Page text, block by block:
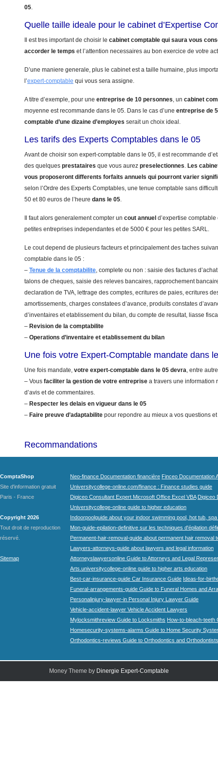
05.
Quelle taille ideale pour le cabinet d’Expertise
Il est tres important de choisir le cabinet comptable qui saura vous
accorder le temps et l’attention necessaires au bon exercice de votre
D’une maniere generale, plus le cabinet est a taille humaine, plus
l’expert-comptable qui vous sera assigne.
A titre d’exemple, pour une entreprise de 10 personnes, un cabinet
moyenne est recommande dans le 05. Dans le cas d’une entreprise de
comptable d’une dizaine d’employes serait un choix ideal.
Les tarifs des Experts Comptables dans le 05
Avant de choisir son expert-comptable dans le 05, il est recommande
des quelques prestataires que vous aurez preselectionnes. Les
vous proposeront differents forfaits annuels qui pourront varier
selon l’Ordre des Experts Comptables, une tenue comptable sans
50 et 80 euros de l’heure dans le 05.
Il faut alors generalement compter un cout annuel d’expertise
petites entreprises independantes et de 5000 € pour les petites SARL.
Le cout depend de plusieurs facteurs et principalement des taches
comptable dans le 05 :
– Tenue de la comptabilite, complete ou non : saisie des factures
talons de cheques, saisie des releves bancaires, rapprochement
declaration de TVA, lettrage des comptes, ecritures de paies, ecritures
amortissements, charges constatees d’avance, produits constates
d’inventaires et etablissement du bilan, du compte de resultat, liasse
– Revision de la comptabilite
– Operations d’inventaire et etablissement du bilan
Une fois votre Expert-Comptable mandate dans
Une fois mandate, votre expert-comptable dans le 05 devra, entre
– Vous faciliter la gestion de votre entreprise a travers une information
d’avis et de commentaires.
– Respecter les delais en vigueur dans le 05
– Faire preuve d’adaptabilite pour repondre au mieux a vos questions
Recommandations
ComptaShop
Site d'information gratuit
Paris - France
Copyright 2026
Tout droit de reproduction
réservé.
Sitemap
Neo-finance Documentation financière Finceo Documentation
Universitycollege-online.com/finance : Finance studies guide
Digiceo Consultant Expert Microsoft Office Excel VBA Digiceo
Universitycollege-online guide to higher education
Indoorpoolguide about your indoor swimming pool, hot tub,
Mon-guide-epilation-definitive sur les techniques d'épilation
Permanent-hair-removal-guide about permanent hair removal
Lawyers-attorneys-guide about lawyers and legal information
Attorneyslawyersonline Guide to Attorneys and Legal
Arts.universitycollege-online guide to higher arts education
Best-car-insurance-guide Car Insurance Guide Ideas-for-
Funeral-arrangements-guide Guide to Funeral Homes and
Personalinjury-lawyer-in Personal Injury Lawyer Guide
Vehicle-accident-lawyer Vehicle Accident Lawyers
Mylocksmithreview Guide to Locksmiths How-to-bleach-teeth
Homesecurity-systems-alarms Guide to Home Security
Orthodontics-reviews Guide to Orthodontics and Orthodontists
Money Theme by Dinergie Expert-Comptable